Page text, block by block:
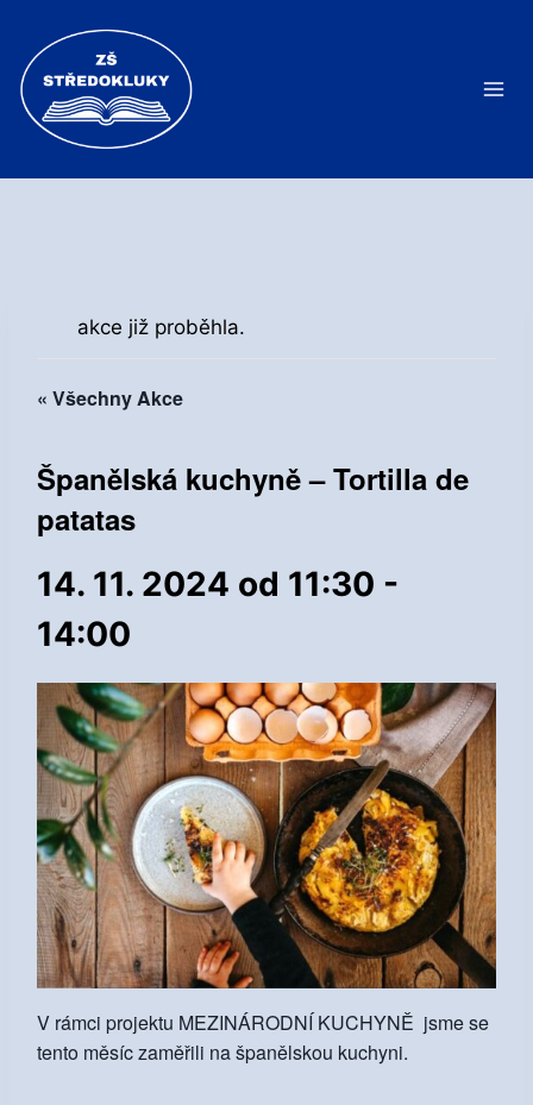
obsah
akce již proběhla.
« Všechny Akce
Španělská kuchyně – Tortilla de
patatas
14. 11. 2024 od 11:30 -
14:00
V rámci projektu MEZINÁRODNÍ KUCHYNĚ jsme se
tento měsíc zaměřili na španělskou kuchyni.